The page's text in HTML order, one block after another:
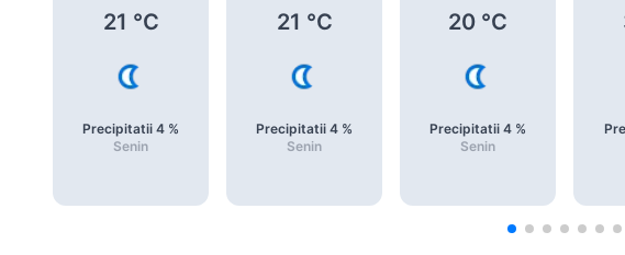
21 °C
Precipitatii 4 %
Senin
21 °C
Precipitatii 4 %
Senin
20 °C
Precipitatii 4 %
Senin